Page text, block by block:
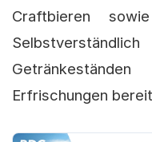
Craftbieren
Erfrischungen